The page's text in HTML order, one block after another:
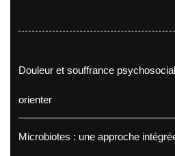
Douleur et souffrance
orienter
Microbiotes : une approche